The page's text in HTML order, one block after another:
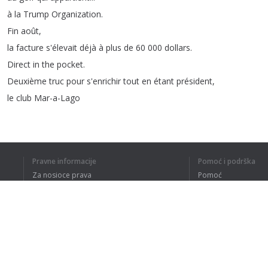
à la Trump Organization.
Fin août,
la facture s'élevait déjà à plus de 60 000 dollars.
Direct in the pocket.
Deuxième truc pour s'enrichir tout en étant président,
le club Mar-a-Lago
passe presque tous
ça coûte mille dollars par nuit
Pravne informacije
Za nosioce prava
Pomoć i podrška
Pomoć